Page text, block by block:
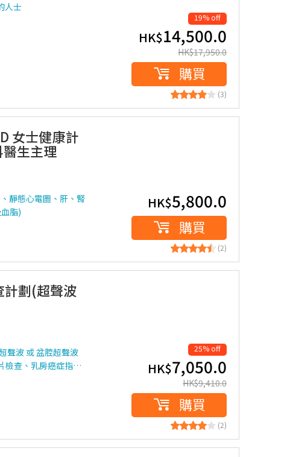
人士
19% off
HK$14,500.0
HK$17,950.0
購買
(3)
女士健康計
生主理
靜態心電圖、肝、腎
脂)
HK$5,800.0
購買
(2)
計劃(超聲波
聲波 或 盆腔超聲波
檢查、乳房癌症指…
25% off
HK$7,050.0
HK$9,410.0
購買
(2)